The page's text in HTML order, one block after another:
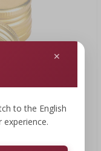
to the English